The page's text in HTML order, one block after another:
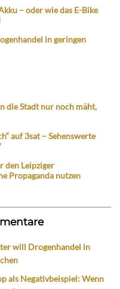
– oder wie das E-Bike
in geringen
die Stadt nur noch mäht,
auf 3sat – Sehenswerte
den Leipziger
Propaganda nutzen
will Drogenhandel in
als Negativbeispiel: Wenn